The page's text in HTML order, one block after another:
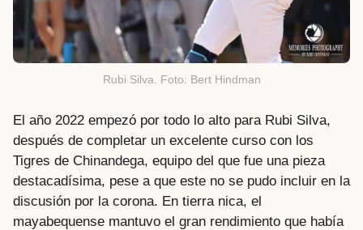
Rubi Silva. Foto: Bert Hindman
El año 2022 empezó por todo lo alto para Rubi Silva,
después de completar un excelente curso con los
Tigres de Chinandega, equipo del que fue una pieza
destacadísima, pese a que este no se pudo incluir en la
discusión por la corona. En tierra nica, el
mayabequense mantuvo el gran rendimiento que había